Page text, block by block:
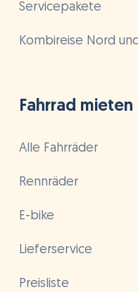
Servicepakete
Kombireise Nord
Fahrrad mieten
Alle Fahrräder
Rennräder
E-bike
Lieferservice
Preisliste